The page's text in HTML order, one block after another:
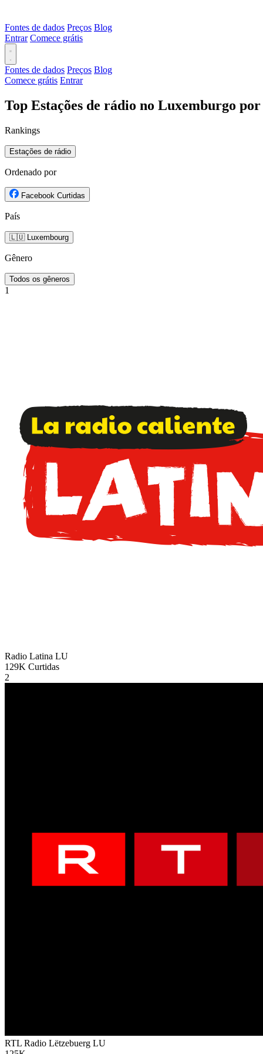
Fontes de dados Preços Blog
Entrar Comece grátis
Fontes de dados Preços Blog
Comece grátis Entrar
Top Estações de rádio no Luxemburgo
Rankings
Estações de rádio
Ordenado por
Facebook Curtidas
País
🇱🇺 Luxembourg
Gênero
Todos os gêneros
1
Radio Latina LU
129K Curtidas
2
RTL Radio Lëtzebuerg LU